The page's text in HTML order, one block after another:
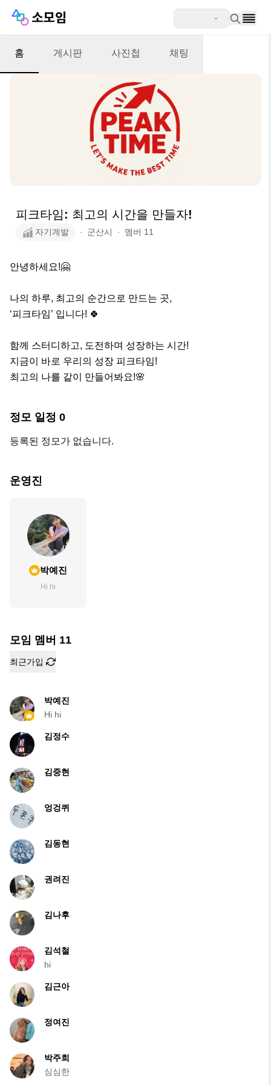
홈 게시판 사진첩 채팅
피크타임: 최고의 시간을 만들자!
자기계발 ∙ 군산시 ∙ 멤버 11
안녕하세요!🤗
나의 하루, 최고의 순간으로 만드는 곳,
‘피크타임’ 입니다! 🍀
함께 스터디하고, 도전하며 성장하는 시간!
지금이 바로 우리의 성장 피크타임!
최고의 나를 같이 만들어봐요!🌸
정모 일정 0
등록된 정모가 없습니다.
운영진
박예진
Hi hi
모임 멤버 11
최근가입
박예진
Hi hi
김정수
김중현
엉겅퀴
김동현
권려진
김나후
김석철
hi
김근아
정여진
박주희
심심한